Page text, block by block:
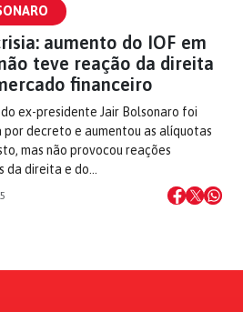
aumento do IOF em
teve reação da direita
financeiro
do ex-presidente Jair Bolsonaro foi
decreto e aumentou as alíquotas
mas não provocou reações
da direita e do…